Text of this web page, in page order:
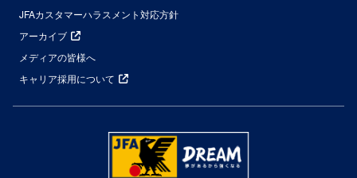
JFAカスタマーハラスメント対応方針
アーカイブ
メディアの皆様へ
キャリア採用について